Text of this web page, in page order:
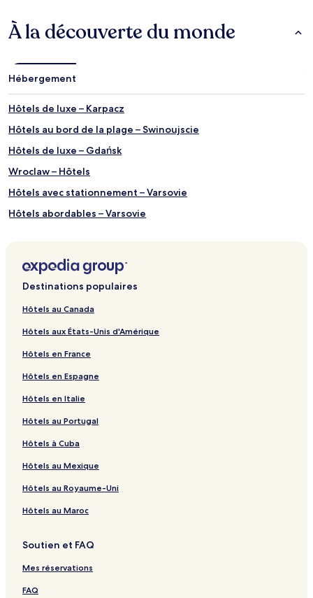
À la découverte du monde
Hébergement
Hôtels de luxe – Karpacz
Hôtels au bord de la plage – Swinoujscie
Hôtels de luxe – Gdańsk
Wroclaw – Hôtels
Hôtels avec stationnement – Varsovie
Hôtels abordables – Varsovie
Powidz – Hôtels
Milakowo – Hôtels
Jarosławiec – Hôtels
Bialystok – Hôtels
Zakopane – Appartements
Zakopane – Hôtels 5 étoiles
Complexes et hôtels avec spa – Zakopane
Śmigiel – Hôtels
Jurata – Hôtels
Cracovie – Hôtels
Dęblin – Hôtels
Gmina Banie – Hôtels
Gmina Staroźreby – Hôtels
Destinations populaires
Hôtels au Canada
Hôtels aux États-Unis d'Amérique
Hôtels en France
Hôtels en Espagne
Hôtels en Italie
Hôtels au Portugal
Hôtels à Cuba
Hôtels au Mexique
Hôtels au Royaume-Uni
Hôtels au Maroc
Soutien et FAQ
Mes réservations
FAQ